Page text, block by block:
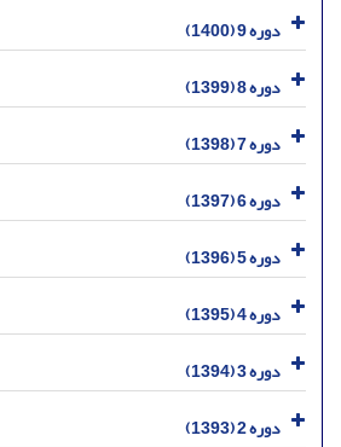
دوره 9 (1400)
دوره 8 (1399)
دوره 7 (1398)
دوره 6 (1397)
دوره 5 (1396)
دوره 4 (1395)
دوره 3 (1394)
دوره 2 (1393)